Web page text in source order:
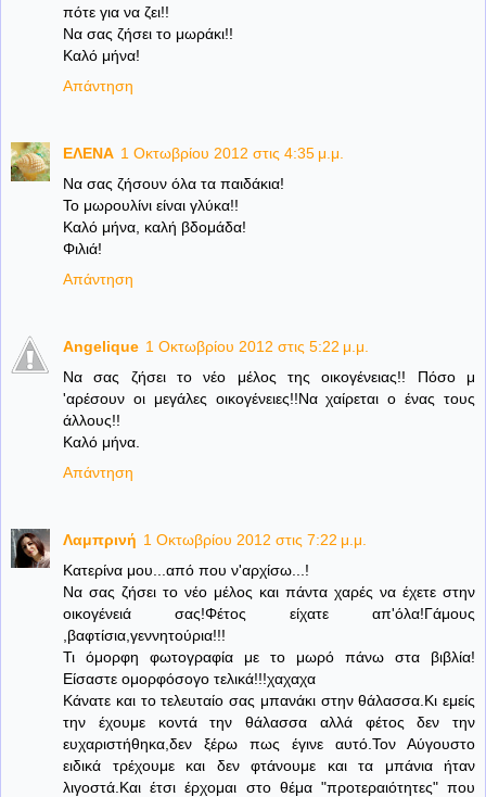
πότε για να ζει!!
Να σας ζήσει το μωράκι!!
Καλό μήνα!
Απάντηση
ΕΛΕΝΑ 1 Οκτωβρίου 2012 στις 4:35 μ.μ.
Να σας ζήσουν όλα τα παιδάκια!
Το μωρουλίνι είναι γλύκα!!
Καλό μήνα, καλή βδομάδα!
Φιλιά!
Απάντηση
Angelique 1 Οκτωβρίου 2012 στις 5:22 μ.μ.
Να σας ζήσει το νέο μέλος της οικογένειας!! Πόσο μ
'αρέσουν οι μεγάλες οικογένειες!!Να χαίρεται ο ένας τους
άλλους!!
Καλό μήνα.
Απάντηση
Λαμπρινή 1 Οκτωβρίου 2012 στις 7:22 μ.μ.
Κατερίνα μου...από που ν'αρχίσω...!
Να σας ζήσει το νέο μέλος και πάντα χαρές να έχετε στην
οικογένειά σας!Φέτος είχατε απ'όλα!Γάμους
,βαφτίσια,γεννητούρια!!!
Τι όμορφη φωτογραφία με το μωρό πάνω στα βιβλία!
Είσαστε ομορφόσογο τελικά!!!χαχαχα
Κάνατε και το τελευταίο σας μπανάκι στην θάλασσα.Κι εμείς
την έχουμε κοντά την θάλασσα αλλά φέτος δεν την
ευχαριστήθηκα,δεν ξέρω πως έγινε αυτό.Τον Αύγουστο
ειδικά τρέχουμε και δεν φτάνουμε και τα μπάνια ήταν
λιγοστά.Και έτσι έρχομαι στο θέμα "προτεραιότητες" που